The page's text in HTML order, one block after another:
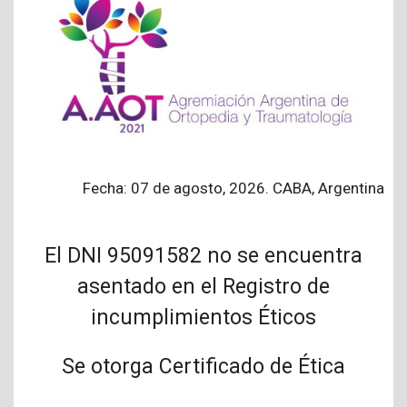
Fecha: 07 de agosto, 2026. CABA, Argentina
El DNI 95091582 no se encuentra
asentado en el Registro de
incumplimientos Éticos
Se otorga Certificado de Ética